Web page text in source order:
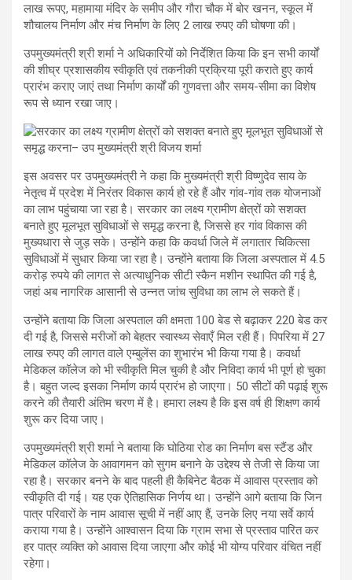
लाख रूपए, महामाया मंदिर के समीप और गौरा चौक में बोर खनन, स्कूल में
शौचालय निर्माण और मंच निर्माण के लिए 2 लाख रुपए की घोषणा की।
उपमुख्यमंत्री श्री शर्मा ने अधिकारियों को निर्देशित किया कि इन सभी कार्यों
की शीघ्र प्रशासकीय स्वीकृति एवं तकनीकी प्रक्रिया पूरी कराते हुए कार्य
प्रारंभ कराए जाएं तथा निर्माण कार्यों की गुणवत्ता और समय-सीमा का विशेष
रूप से ध्यान रखा जाए।
इस अवसर पर उपमुख्यमंत्री ने कहा कि मुख्यमंत्री श्री विष्णुदेव साय के
नेतृत्व में प्रदेश में निरंतर विकास कार्य हो रहे हैं और गांव-गांव तक योजनाओं
का लाभ पहुंचाया जा रहा है। सरकार का लक्ष्य ग्रामीण क्षेत्रों को सशक्त
बनाते हुए मूलभूत सुविधाओं से समृद्ध करना है, जिससे हर गांव विकास की
मुख्यधारा से जुड़ सके। उन्होंने कहा कि कवर्धा जिले में लगातार चिकित्सा
सुविधाओं में सुधार किया जा रहा है। उन्होंने बताया कि जिला अस्पताल में 4.5
करोड़ रुपये की लागत से अत्याधुनिक सीटी स्कैन मशीन स्थापित की गई है,
जहां अब नागरिक आसानी से उन्नत जांच सुविधा का लाभ ले सकते हैं।
उन्होंने बताया कि जिला अस्पताल की क्षमता 100 बेड से बढ़ाकर 220 बेड कर
दी गई है, जिससे मरीजों को बेहतर स्वास्थ्य सेवाएँ मिल रही हैं। पिपरिया में 27
लाख रुपए की लागत वाले एम्बुलेंस का शुभारंभ भी किया गया है। कवर्धा
मेडिकल कॉलेज को भी स्वीकृति मिल चुकी है और निविदा कार्य भी पूर्ण हो चुका
है। बहुत जल्द इसका निर्माण कार्य प्रारंभ हो जाएगा। 50 सीटों की पढ़ाई शुरू
करने की तैयारी अंतिम चरण में है। हमारा लक्ष्य है कि इस वर्ष ही शिक्षण कार्य
शुरू कर दिया जाए।
उपमुख्यमंत्री श्री शर्मा ने बताया कि घोठिया रोड का निर्माण बस स्टैंड और
मेडिकल कॉलेज के आवागमन को सुगम बनाने के उद्देश्य से तेजी से किया जा
रहा है। सरकार बनने के बाद पहली ही कैबिनेट बैठक में आवास प्रस्ताव को
स्वीकृति दी गई। यह एक ऐतिहासिक निर्णय था। उन्होंने आगे बताया कि जिन
पात्र परिवारों के नाम आवास सूची में नहीं आए हैं, उनके लिए नया सर्वे कार्य
कराया गया है। उन्होंने आश्वासन दिया कि ग्राम सभा से प्रस्ताव पारित कर
हर पात्र व्यक्ति को आवास दिया जाएगा और कोई भी योग्य परिवार वंचित नहीं
रहेगा।